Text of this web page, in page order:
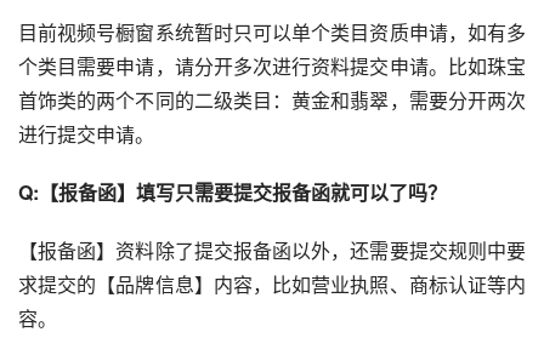
目前视频号橱窗系统暂时只可以单个类目资质申请，如有多
个类目需要申请，请分开多次进行资料提交申请。比如珠宝
首饰类的两个不同的二级类目：黄金和翡翠，需要分开两次
进行提交申请。
Q:【报备函】填写只需要提交报备函就可以了吗？
【报备函】资料除了提交报备函以外，还需要提交规则中要
求提交的【品牌信息】内容，比如营业执照、商标认证等内
容。